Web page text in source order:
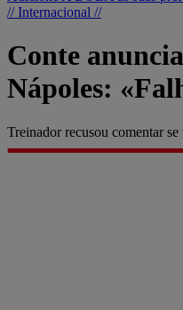
// Internacional //
Conte
Nápoles:
Treinador recusou comentar